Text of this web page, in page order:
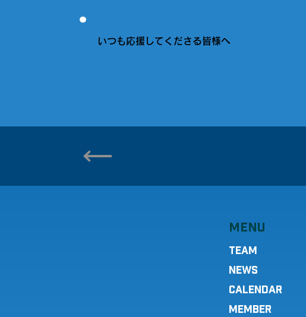
いつも応援してくださる皆様へ
MENU
TEAM
NEWS
CALENDAR
MEMBER